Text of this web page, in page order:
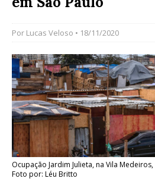
Por Lucas Veloso • 18/11/2020
Ocupação Jardim Julieta, na Vila
Foto por: Léu Britto